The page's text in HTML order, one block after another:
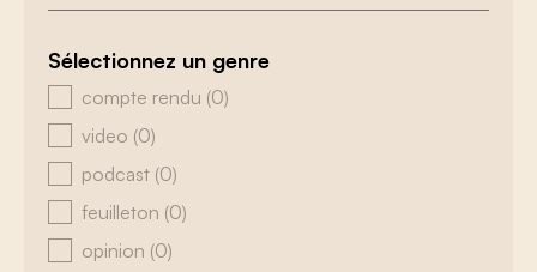
Sélectionnez un genre
zoeken - genre
compte rendu (0)
video (0)
podcast (0)
feuilleton (0)
opinion (0)